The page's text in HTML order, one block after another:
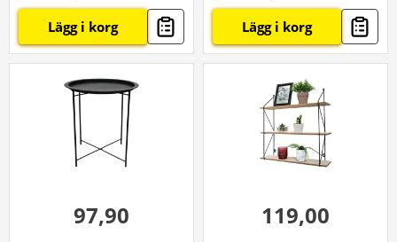
Lägg i korg Lägg i korg
97,90 119,00